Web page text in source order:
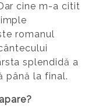
cine m-a citit
romanul
splendidă a
până la final.